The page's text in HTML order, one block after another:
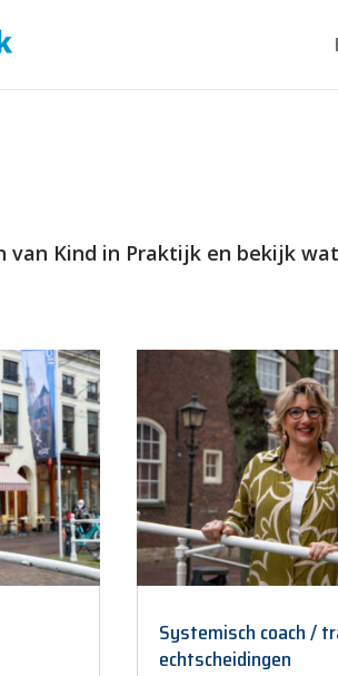
van Kind in Praktijk en bekijk
Systemisch coach /
echtscheidingen